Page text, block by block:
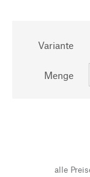
Variante
Menge
alle